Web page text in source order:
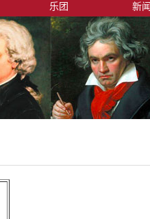
乐团 新